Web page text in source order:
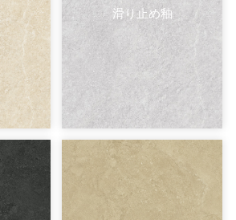
滑り止め釉